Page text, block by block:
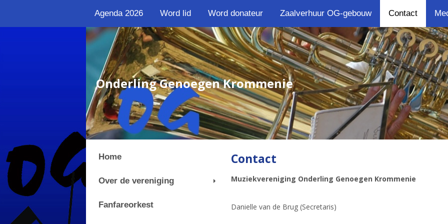
Agenda 2026 Word lid Word donateur Zaalverhuur OG-gebouw Contact
Onderling Genoegen Krommenie
Contact
Muziekvereniging Onderling Genoegen Krommenie
Danielle van de Brug (Secretaris)
Home
Over de vereniging
Fanfareorkest